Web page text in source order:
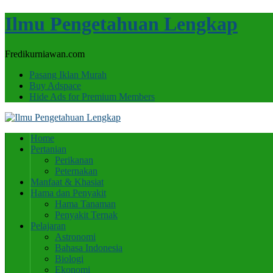
Ilmu Pengetahuan Lengkap
Fredikurniawan.com
Pasang Iklan Murah
Buy Adspace
Hide Ads for Premium Members
Home
Pertanian
Perikanan
Peternakan
Manfaat & Khasiat
Hama dan Penyakit
Hama Tanaman
Penyakit Ternak
Pelajaran
Astronomi
Bahasa Indonesia
Biologi
Ekonomi